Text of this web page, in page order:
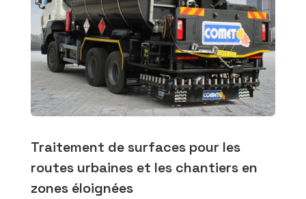
Traitement de surfaces pour les
routes urbaines et les chantiers en
zones éloignées